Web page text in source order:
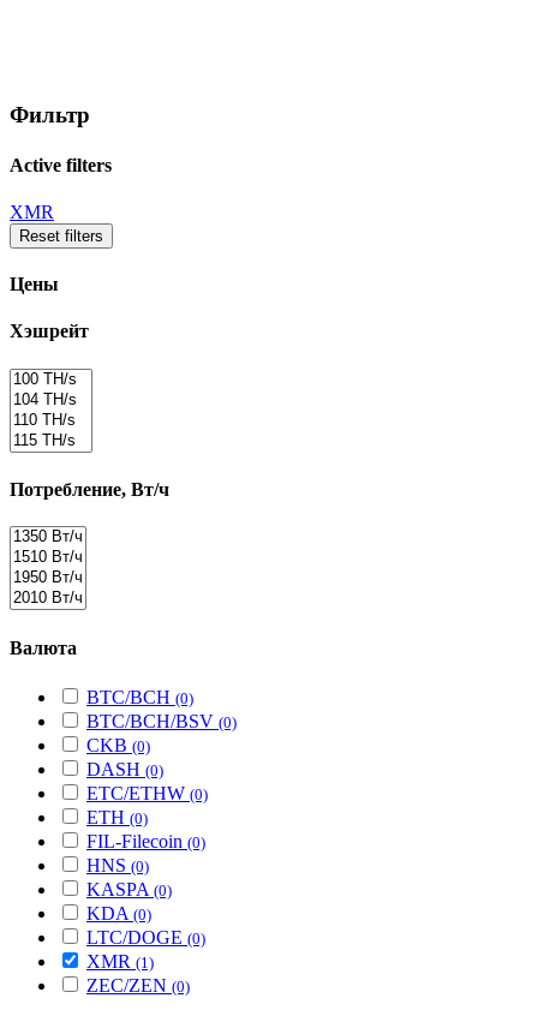
Фильтр
Active filters
XMR
Reset filters
Цены
Хэшрейт
Потребление, Вт/ч
Валюта
BTC/BCH (0)
BTC/BCH/BSV (0)
CKB (0)
DASH (0)
ETC/ETHW (0)
ETH (0)
FIL-Filecoin (0)
HNS (0)
KASPA (0)
KDA (0)
LTC/DOGE (0)
XMR (1)
ZEC/ZEN (0)